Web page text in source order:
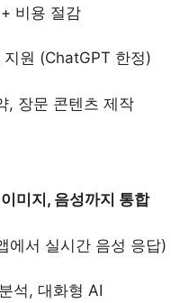
비용 절감
원 (ChatGPT 한정)
, 장문 콘텐츠 제작
이미지, 음성까지 통합
에서 실시간 음성 응답)
석, 대화형 AI